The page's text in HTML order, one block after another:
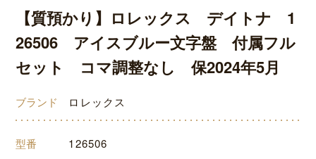
【質預かり】ロレックス デイトナ 1
26506 アイスブルー文字盤 付属フル
セット コマ調整なし 保2024年5月
ブランド ロレックス
型番 126506